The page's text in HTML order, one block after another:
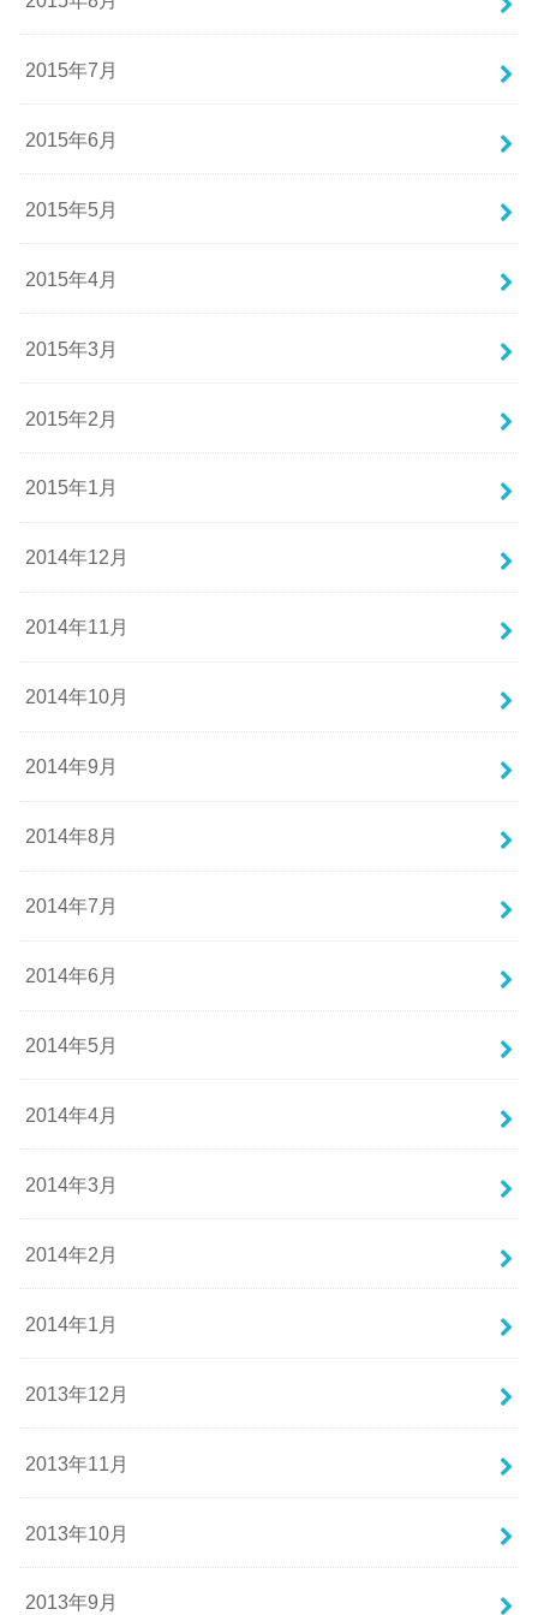
2015年7月
2015年6月
2015年5月
2015年4月
2015年3月
2015年2月
2015年1月
2014年12月
2014年11月
2014年10月
2014年9月
2014年8月
2014年7月
2014年6月
2014年5月
2014年4月
2014年3月
2014年2月
2014年1月
2013年12月
2013年11月
2013年10月
2013年9月